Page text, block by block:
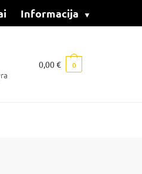
Informacija
0,00€ 0